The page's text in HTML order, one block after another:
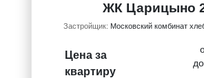
ЖК Царицыно
Застройщик: Московский комбинат
Цена за
квартиру